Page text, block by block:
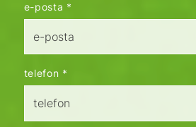
e-posta *
telefon *